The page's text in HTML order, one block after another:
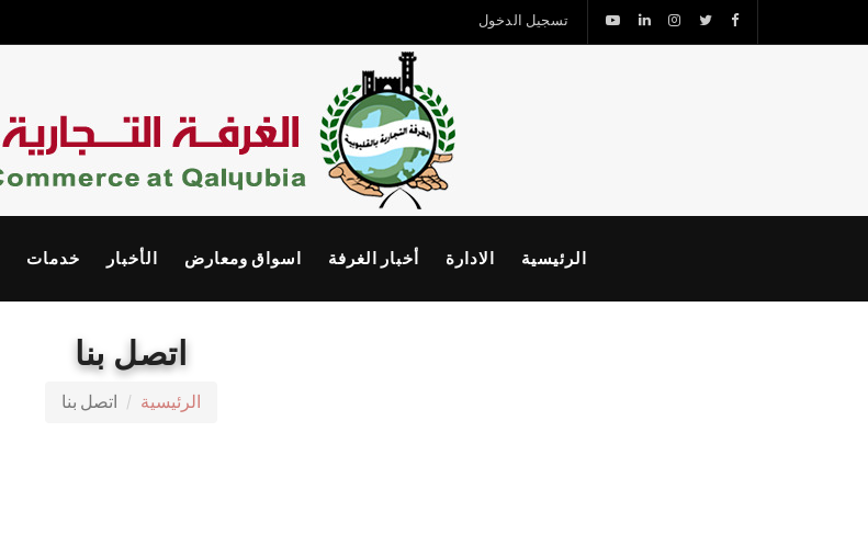
تسجيل الدخول
الرئيسية الادارة أخبار الغرفة اسواق ومعارض الأخبار خدمات
اتصل بنا
الرئيسية اتصل بنا